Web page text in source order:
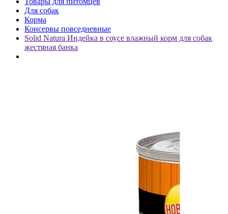
Для собак
Корма
Консервы повседневные
Solid Natura Индейка в соусе влажный корм для собак
жестяная банка